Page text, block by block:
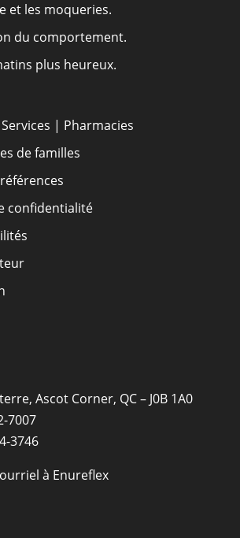
et les moqueries.
du comportement.
plus heureux.
| Pharmacies
de familles
confidentialité
Ascot Corner, QC – J0B 1A0
7007
3746
à Enureflex